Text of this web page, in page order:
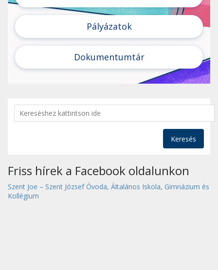
Pályázatok
Dokumentumtár
Keresés
Friss hírek a Facebook oldalunkon
Szent Joe – Szent József Óvoda, Általános Iskola, Gimnázium és
Kollégium